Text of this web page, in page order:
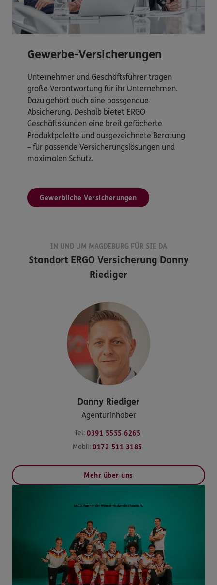
Gewerbe-Versicherungen
Unternehmer und Geschäftsführer tragen
große Verantwortung für ihr Unternehmen.
Dazu gehört auch eine passgenaue
Absicherung. Deshalb bietet ERGO
Geschäftskunden eine breit gefächerte
Produktpalette und ausgezeichnete Beratung
– für passende Versicherungslösungen und
maximalen Schutz.
Gewerbliche Versicherungen
IN UND UM MAGDEBURG FÜR SIE DA
Standort ERGO Versicherung Danny
Riediger
Danny Riediger
Agenturinhaber
Tel: 0391 5555 6265
Mobil: 0172 511 3185
Mehr über uns